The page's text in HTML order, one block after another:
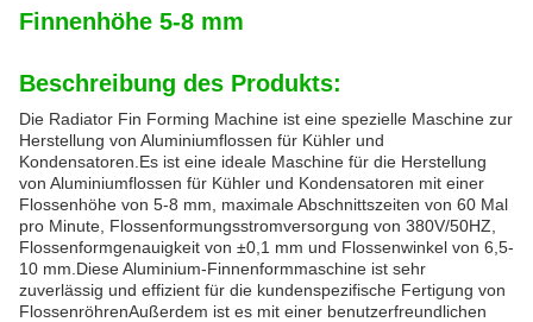
Finnenhöhe 5-8 mm
Beschreibung des Produkts:
Die Radiator Fin Forming Machine ist eine spezielle Maschine zur
Herstellung von Aluminiumflossen für Kühler und
Kondensatoren.Es ist eine ideale Maschine für die Herstellung
von Aluminiumflossen für Kühler und Kondensatoren mit einer
Flossenhöhe von 5-8 mm, maximale Abschnittszeiten von 60 Mal
pro Minute, Flossenformungsstromversorgung von 380V/50HZ,
Flossenformgenauigkeit von ±0,1 mm und Flossenwinkel von 6,5-
10 mm.Diese Aluminium-Finnenformmaschine ist sehr
zuverlässig und effizient für die kundenspezifische Fertigung von
FlossenröhrenAußerdem ist es mit einer benutzerfreundlichen